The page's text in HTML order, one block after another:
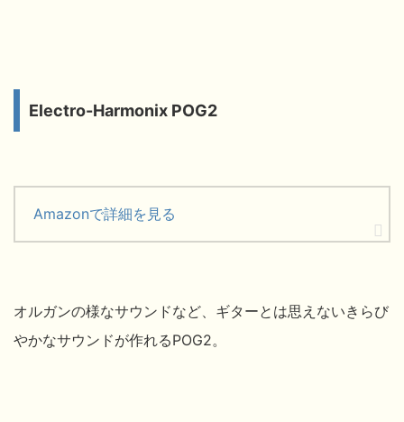
Electro-Harmonix POG2
Amazonで詳細を見る
オルガンの様なサウンドなど、ギターとは思えないきらび
やかなサウンドが作れるPOG2。